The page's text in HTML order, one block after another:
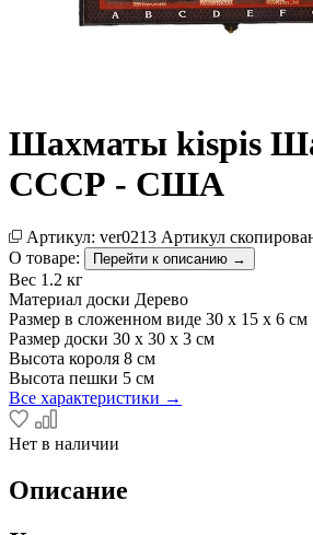
Шахматы kispis
СССР - США
Артикул: ver0213 Артикул
О товаре:
Перейти к описанию →
Вес 1.2 кг
Материал доски Дерево
Размер в сложенном виде 30 x 15 x 6 см
Размер доски 30 x 30 x 3 см
Высота короля 8 см
Высота пешки 5 см
Все характеристики →
Нет в наличии
Описание